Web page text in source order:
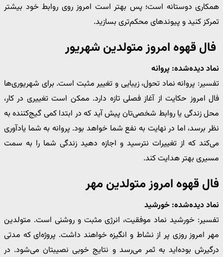
همکاری دوستانه است؛ پس بهتر است امروز روی روابط خود بیشتر
تمرکز کنید و پیوندهای محکم‌تری بسازید.
فال قهوه امروز متولدین شهریور
نماد دیده‌شده: پروانه
تفسیر: پروانه نماد تحول، زیبایی و تغییر مثبت است. برای شهریوری‌ها
فال امروز حکایت از آغاز فصلی تازه دارد. ممکن است تغییری در کار،
محل زندگی یا روابط شخصی‌تان پیش آید که در ابتدا کمی گیج‌کننده به
نظر برسد، اما در نهایت به نفع شما خواهد بود. پروانه به شما یادآوری
می‌کند که از تغییرات نترسید و اجازه دهید زندگی شما را به سمت
مسیری بهتر هدایت کند.
فال قهوه امروز متولدین مهر
نماد دیده‌شده: خورشید
تفسیر: خورشید نماد موفقیت، انرژی مثبت و روشنی است. متولدین
مهر امروز روزی پر از نشاط و انگیزه خواهند داشت. پروژه‌ای که مدتی
درگیرش بوده‌اید به ثمر می‌رسد و نتایج خوبی نصیبتان می‌شود. در